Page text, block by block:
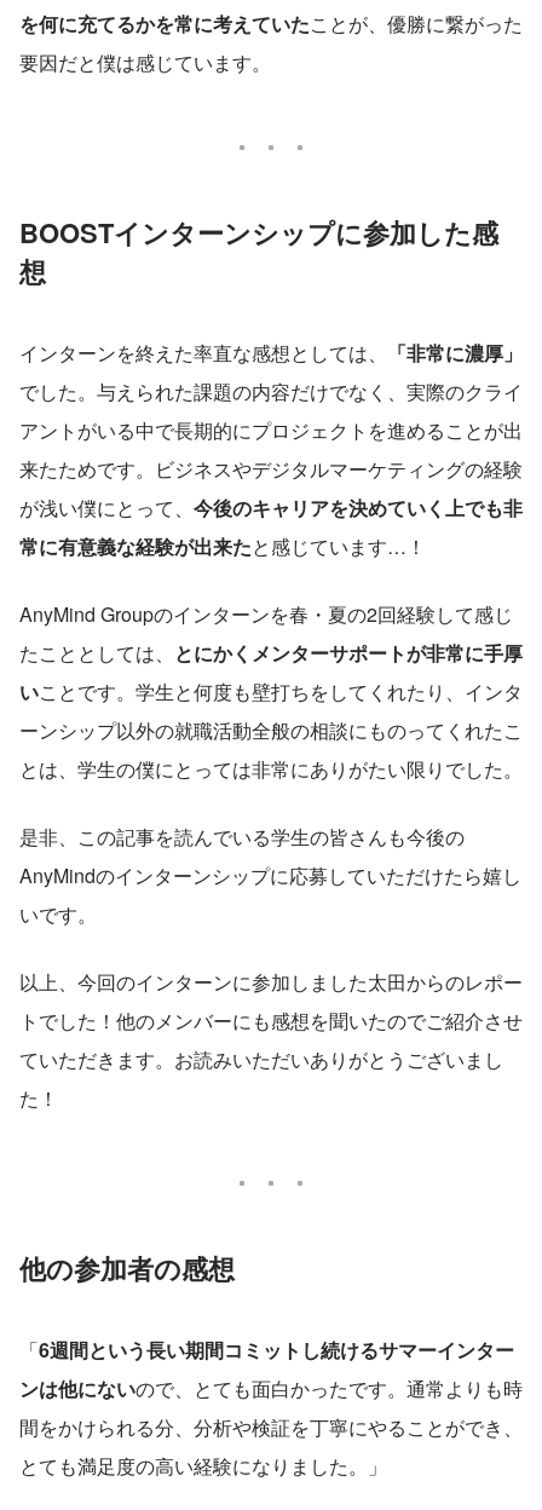
を何に充てるかを常に考えていたことが、優勝に繋がった
要因だと僕は感じています。
BOOSTインターンシップに参加した感
想
インターンを終えた率直な感想としては、
「非常に濃厚」
でした。与えられた課題の内容だけでなく、実際のクライ
アントがいる中で長期的にプロジェクトを進めることが出
来たためです。ビジネスやデジタルマーケティングの経験
が浅い僕にとって、 今後のキャリアを決めていく上でも非
常に有意義な経験が出来たと感じています…！
AnyMind Groupのインターンを春・夏の2回経験して感じ
たこととしては、 とにかくメンターサポートが非常に手厚
いことです。学生と何度も壁打ちをしてくれたり、インタ
ーンシップ以外の就職活動全般の相談にものってくれたこ
とは、学生の僕にとっては非常にありがたい限りでした。
是非、この記事を読んでいる学生の皆さんも今後の
AnyMindのインターンシップに応募していただけたら嬉し
いです。
以上、今回のインターンに参加しました太田からのレポー
トでした！他のメンバーにも感想を聞いたのでご紹介させ
ていただきます。お読みいただいありがとうございまし
た！
他の参加者の感想
「6週間という長い期間コミットし続けるサマーインター
ンは他にないので、とても面白かったです。通常よりも時
間をかけられる分、分析や検証を丁寧にやることができ、
とても満足度の高い経験になりました。」